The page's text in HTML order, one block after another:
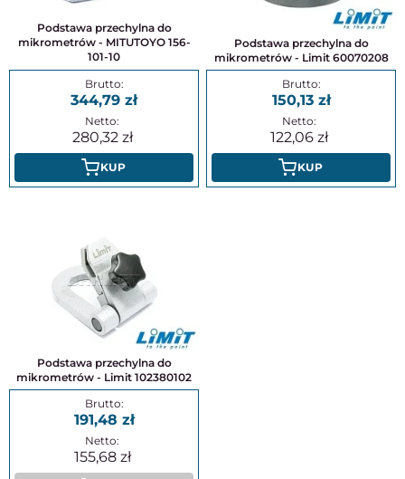
Podstawa przechylna do
mikrometrów - MITUTOYO 156-
101-10
344,79
280,32
KUP
Podstawa przechylna do
mikrometrów - Limit 60070208
150,13
122,06
KUP
Podstawa przechylna do
mikrometrów - Limit 102380102
191,48
155,68